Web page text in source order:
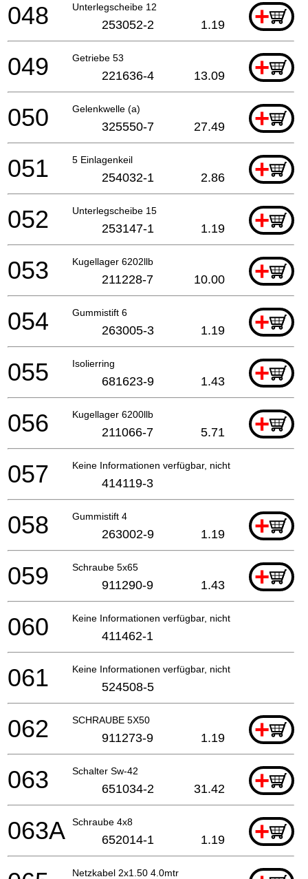
Unterlegscheibe 12 +
048 253052-2 1.19
Getriebe 53 +
049 221636-4 13.09
Gelenkwelle (a) +
050 325550-7 27.49
5 Einlagenkeil +
051 254032-1 2.86
Unterlegscheibe 15 +
052 253147-1 1.19
Kugellager 6202llb +
053 211228-7 10.00
Gummistift 6 +
054 263005-3 1.19
Isolierring +
055 681623-9 1.43
Kugellager 6200llb +
056 211066-7 5.71
Keine Informationen verfügbar, nicht bestellbar
057 414119-3
Gummistift 4 +
058 263002-9 1.19
Schraube 5x65 +
059 911290-9 1.43
Keine Informationen verfügbar, nicht bestellbar
060 411462-1
Keine Informationen verfügbar, nicht bestellbar
061 524508-5
SCHRAUBE 5X50 +
062 911273-9 1.19
Schalter Sw-42 +
063 651034-2 31.42
Schraube 4x8 +
063A 652014-1 1.19
Netzkabel 2x1.50 4.0mtr